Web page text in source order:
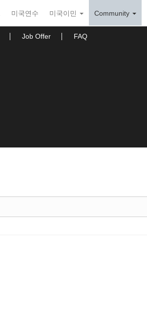
미국연수 미국이민 Community
Job Offer FAQ